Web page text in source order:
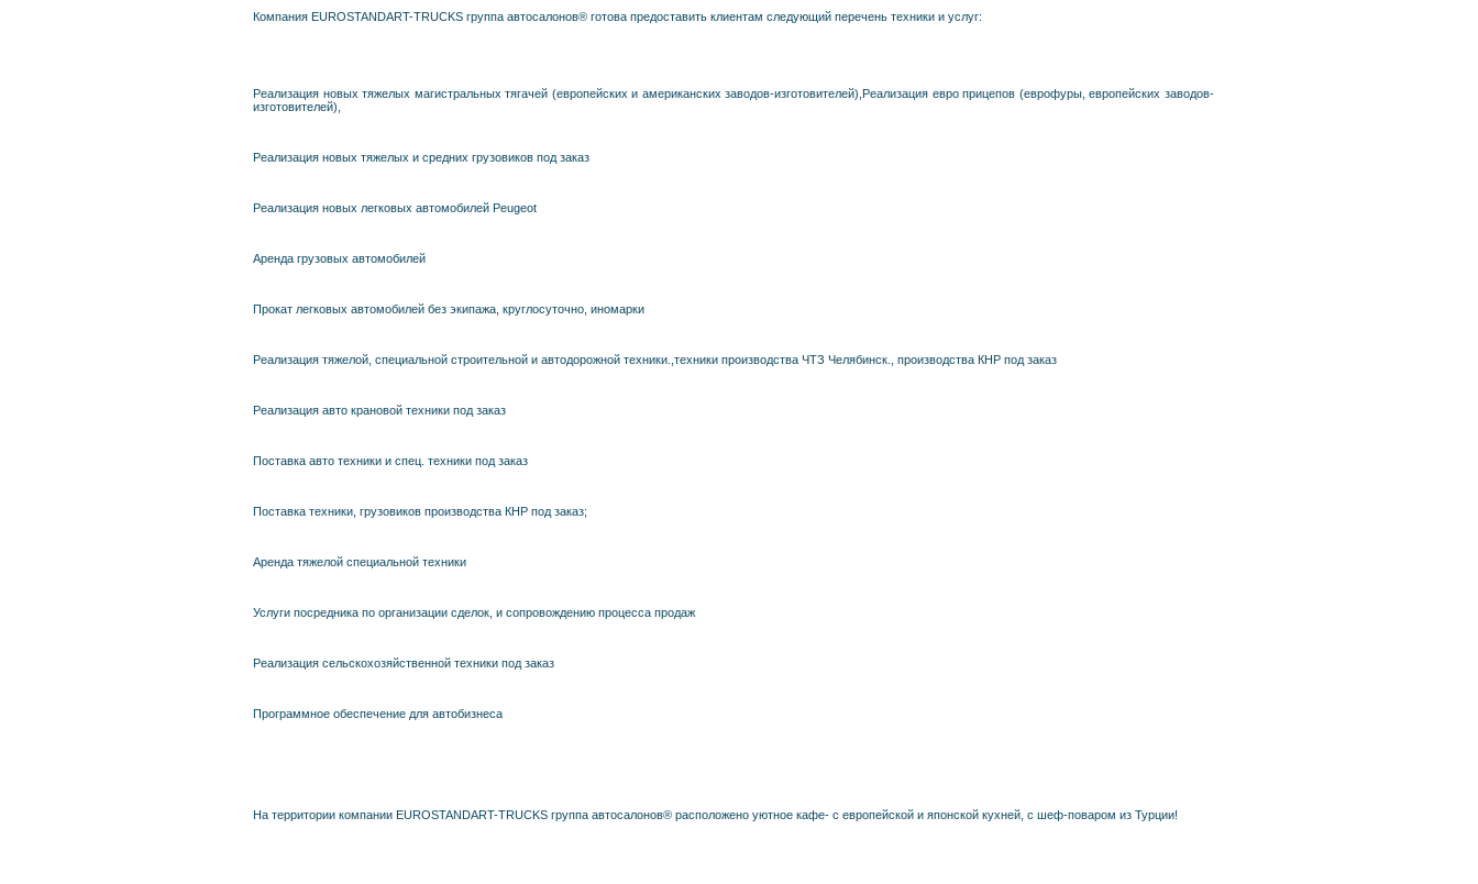
Компания EUROSTANDART-TRUCKS группа автосалонов® готова предоставить клиентам следующий перечень техники и услуг:
Реализация новых тяжелых магистральных тягачей (европейских и американских заводов-изготовителей),Реализация евро прицепов (еврофуры, европейских заводов-
изготовителей),
Реализация новых тяжелых и средних грузовиков под заказ
Реализация новых легковых автомобилей Peugeot
Аренда грузовых автомобилей
Прокат легковых автомобилей без экипажа, круглосуточно, иномарки
Реализация тяжелой, специальной строительной и автодорожной техники.,техники производства ЧТЗ Челябинск., производства КНР под заказ
Реализация авто крановой техники под заказ
Поставка авто техники и спец. техники под заказ
Поставка техники, грузовиков производства КНР под заказ;
Аренда тяжелой специальной техники
Услуги посредника по организации сделок, и сопровождению процесса продаж
Реализация сельскохозяйственной техники под заказ
Программное обеспечение для автобизнеса
На территории компании EUROSTANDART-TRUCKS группа автосалонов® расположено уютное кафе- с европейской и японской кухней, с шеф-поваром из Турции!